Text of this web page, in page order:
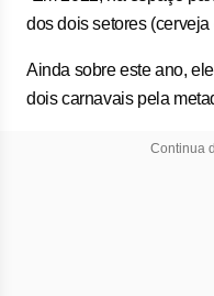
dos dois setores
Ainda sobre este ano,
dois carnavais pela
Continua